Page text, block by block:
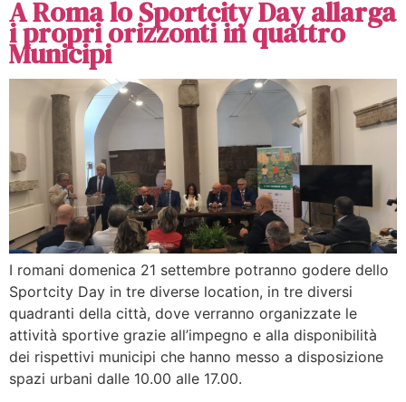
A Roma lo Sportcity Day allarga
i propri orizzonti in quattro
Municipi
I romani domenica 21 settembre potranno godere dello
Sportcity Day in tre diverse location, in tre diversi
quadranti della città, dove verranno organizzate le
attività sportive grazie all’impegno e alla disponibilità
dei rispettivi municipi che hanno messo a disposizione
spazi urbani dalle 10.00 alle 17.00.